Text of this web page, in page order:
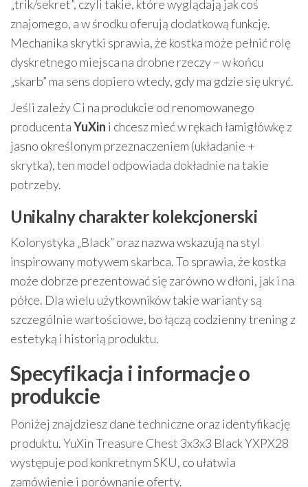
„trik/sekret”, czyli takie, które wyglądają jak coś
znajomego, a w środku oferują dodatkową funkcję.
Mechanika skrytki sprawia, że kostka może pełnić rolę
dyskretnego miejsca na drobne rzeczy – w końcu
„skarb” ma sens dopiero wtedy, gdy ma gdzie się ukryć.
Jeśli zależy Ci na produkcie od renomowanego
producentaYuXin i chcesz mieć w rękach łamigłówkę z
jasno określonym przeznaczeniem (układanie +
skrytka), ten model odpowiada dokładnie na takie
potrzeby.
Unikalny charakter kolekcjonerski
Kolorystyka „Black” oraz nazwa wskazują na styl
inspirowany motywem skarbca. To sprawia, że kostka
może dobrze prezentować się zarówno w dłoni, jak i na
półce. Dla wielu użytkowników takie warianty są
szczególnie wartościowe, bo łączą codzienny trening z
estetyką i historią produktu.
Specyfikacja i informacje o
produkcie
Poniżej znajdziesz dane techniczne oraz identyfikację
produktu. YuXin Treasure Chest 3x3x3 Black YXPX28
występuje pod konkretnym SKU, co ułatwia
zamówienie i porównanie oferty.